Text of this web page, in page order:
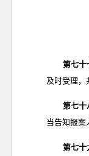
第七十
及时受理，
第七十
当告知报案
第七十